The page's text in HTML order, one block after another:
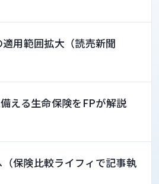
用範囲拡大（読売新聞
える生命保険をFPが解説
保険比較ライフィで記事執